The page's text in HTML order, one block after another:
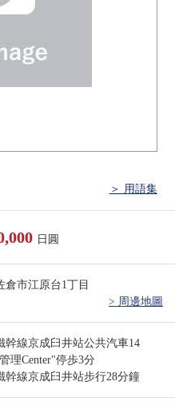
＞ 用語集
日圓
倉市江原台1丁目
> 周邊地圖
幹線京成臼井站公共汽車14
理Center"停歩3分
幹線京成臼井站步行28分鐘